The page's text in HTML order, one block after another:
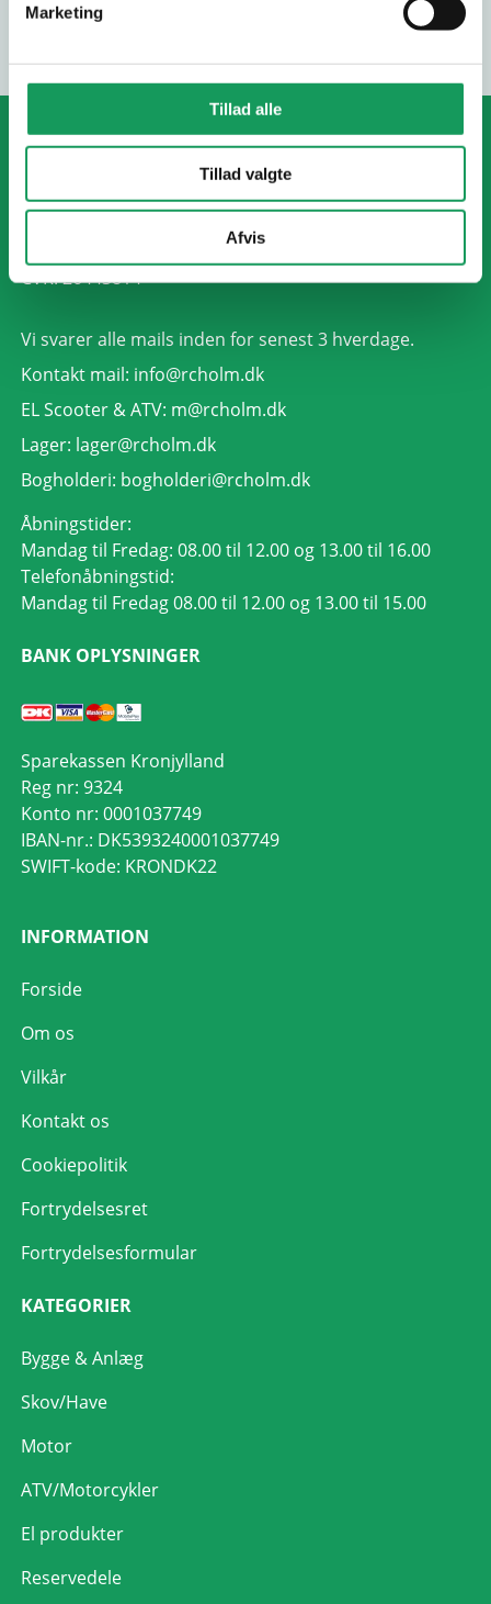
Marketing
Tillad alle
Tillad valgte
Afvis
RC HOLM A/S
8963 Auning
CVR: 26443814
Vi svarer alle mails inden for senest 3 hverdage.
Kontakt mail: info@rcholm.dk
EL Scooter & ATV: m@rcholm.dk
Lager: lager@rcholm.dk
Bogholderi: bogholderi@rcholm.dk
Åbningstider:
Mandag til Fredag: 08.00 til 12.00 og 13.00 til 16.00
Telefonåbningstid:
Mandag til Fredag 08.00 til 12.00 og 13.00 til 15.00
BANK OPLYSNINGER
Sparekassen Kronjylland
Reg nr: 9324
Konto nr: 0001037749
IBAN-nr.: DK5393240001037749
SWIFT-kode: KRONDK22
INFORMATION
Forside
Om os
Vilkår
Kontakt os
Cookiepolitik
Fortrydelsesret
Fortrydelsesformular
KATEGORIER
Bygge & Anlæg
Skov/Have
Motor
ATV/Motorcykler
El produkter
Reservedele